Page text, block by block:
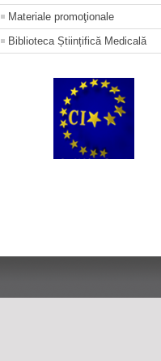
Materiale promoţionale
Biblioteca Științifică Medicală